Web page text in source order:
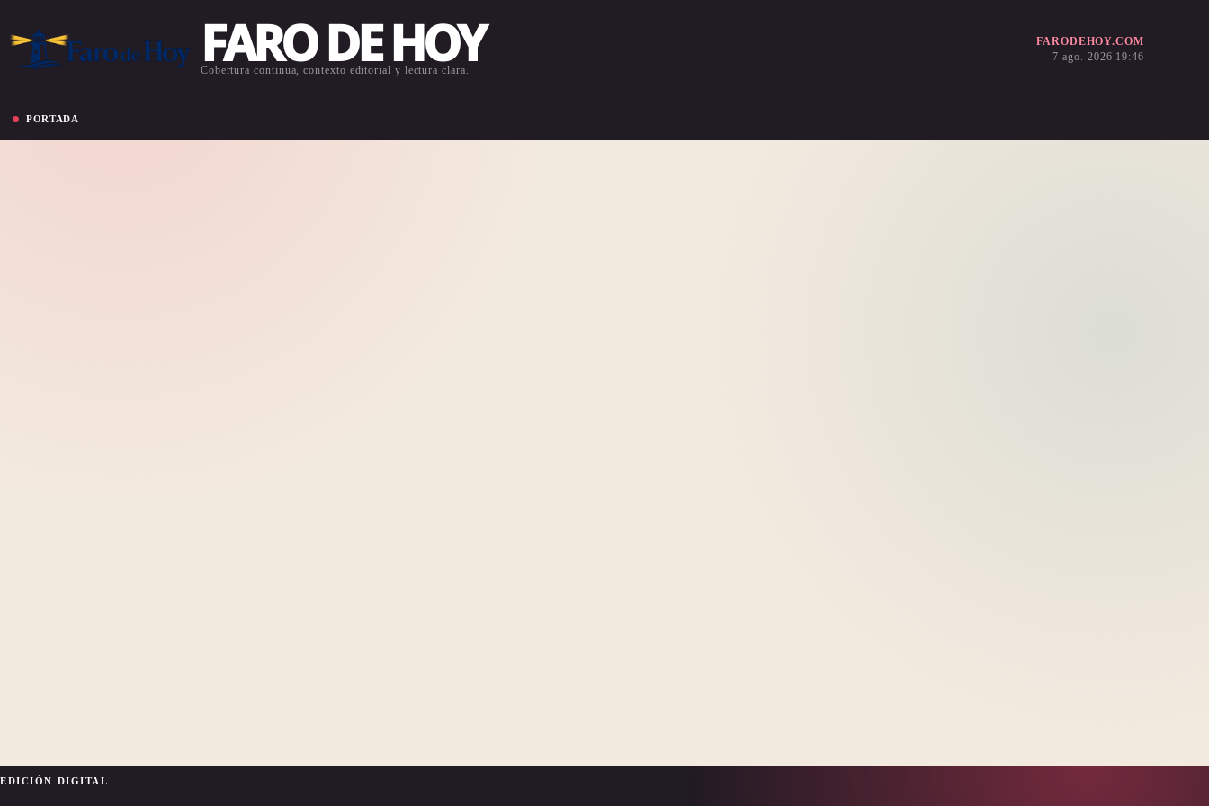
FARO DE HOY
Cobertura continua, contexto editorial y lectura clara.
FARODEHOY.COM
7 ago. 2026 19:46
PORTADA
EDICIÓN DIGITAL